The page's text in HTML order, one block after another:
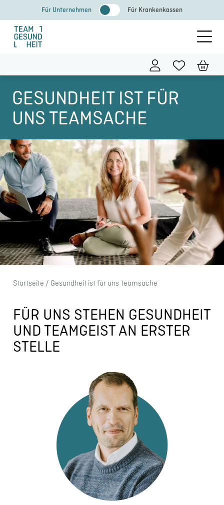
Inhalt
springen
Für Unternehmen Für Krankenkassen
GESUNDHEIT IST FÜR
UNS TEAMSACHE
Start­seite / Gesund­heit ist für uns Teamsache
FÜR UNS STEHEN GESUND­HEIT
UND TEAMGEIST AN ERSTER
STELLE